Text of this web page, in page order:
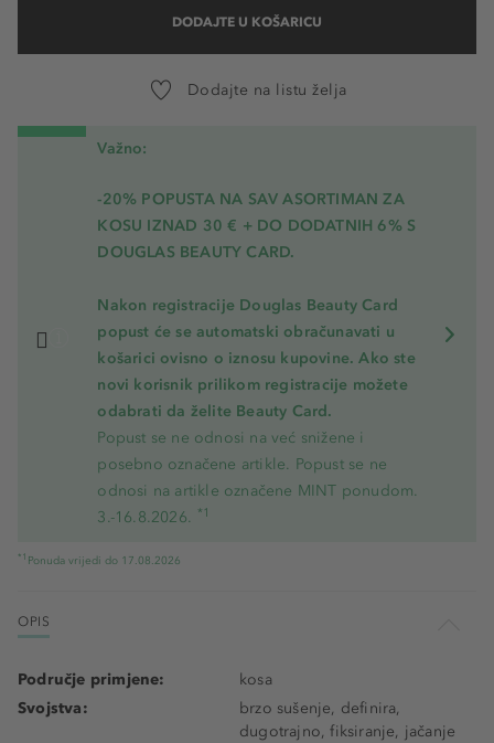
DODAJTE U KOŠARICU
Dodajte na listu želja
Važno:
-20% POPUSTA NA SAV ASORTIMAN ZA
KOSU IZNAD 30 € + DO DODATNIH 6% S
DOUGLAS BEAUTY CARD.
Nakon registracije Douglas Beauty Card
popust će se automatski obračunavati u
košarici ovisno o iznosu kupovine. Ako ste
novi korisnik prilikom registracije možete
odabrati da želite Beauty Card.
Popust se ne odnosi na već snižene i
posebno označene artikle. Popust se ne
odnosi na artikle označene MINT ponudom.
3.-16.8.2026. *1
*1 Ponuda vrijedi do 17.08.2026
OPIS
Područje primjene:
kosa
Svojstva:
brzo sušenje, definira,
dugotrajno, fiksiranje, jačanje